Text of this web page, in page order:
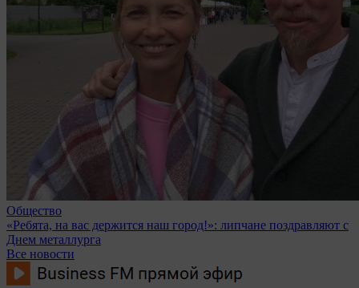
Общество
«Ребята, на вас держится наш город!»: липчане поздравляют с
Днем металлурга
Все новости